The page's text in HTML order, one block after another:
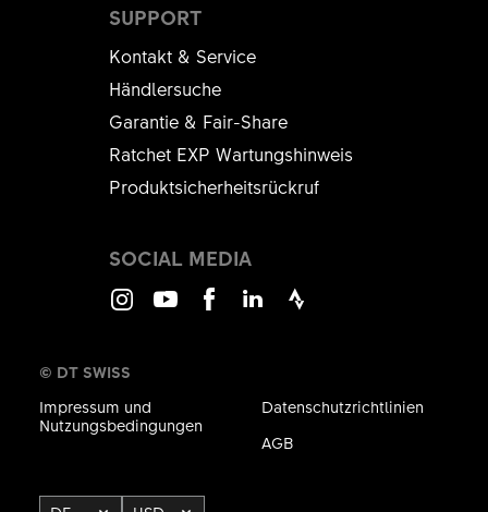
SUPPORT
Kontakt & Service
Händlersuche
Garantie & Fair-Share
Ratchet EXP Wartungshinweis
Produktsicherheitsrückruf
SOCIAL MEDIA
© DT SWISS
Impressum und
Nutzungsbedingungen
Datenschutzrichtlinien
AGB